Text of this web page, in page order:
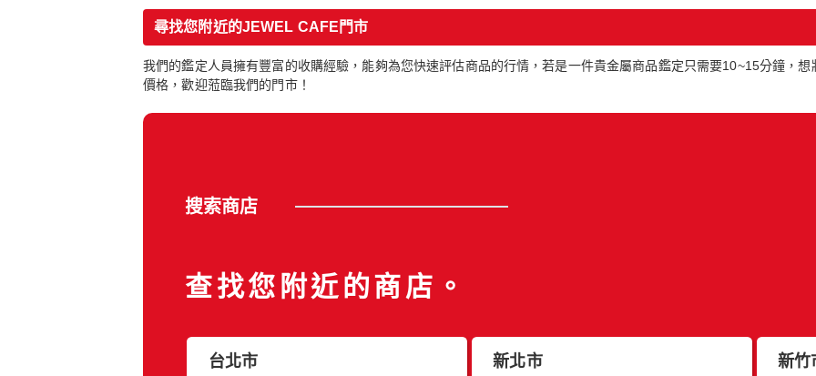
尋找您附近的JEWEL CAFE門市
我們的鑑定人員擁有豐富的收購經驗，能夠為您快速評估商品的行情，若是一件貴金屬商品鑑定只需要10~15分鐘，
價格，歡迎蒞臨我們的門市！
搜索商店
查找您附近的商店。
台北市 新北市 新竹